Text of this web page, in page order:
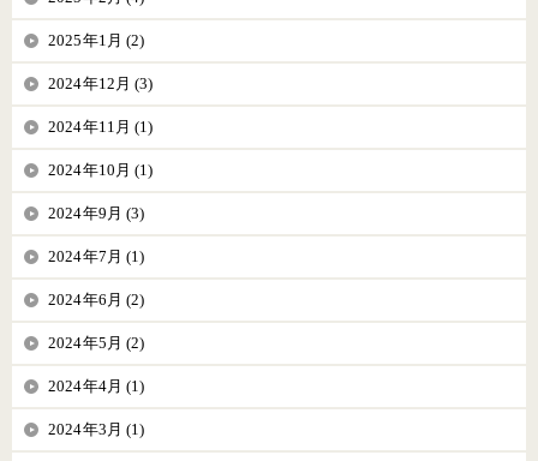
2025年1月 (2)
2024年12月 (3)
2024年11月 (1)
2024年10月 (1)
2024年9月 (3)
2024年7月 (1)
2024年6月 (2)
2024年5月 (2)
2024年4月 (1)
2024年3月 (1)